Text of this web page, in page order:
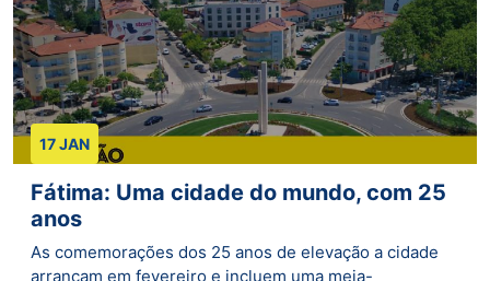
17 JAN
Fátima: Uma cidade do mundo, com 25
anos
As comemorações dos 25 anos de elevação a cidade
arrancam em fevereiro e incluem uma meia-